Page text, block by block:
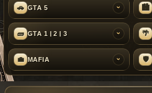
🚗 GTA 5 › 🏙
🧱 GTA 1 | 2 | 3 › 🌴
💼 MAFIA › 🛡